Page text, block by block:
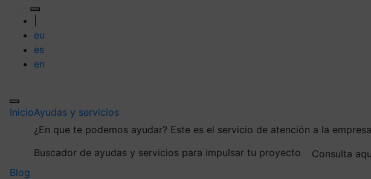
eu
es
en
InicioAyudas y servicios
¿En que te podemos ayudar? Este es el servicio de atención a la
Buscador de ayudas y servicios para impulsar tu proyecto
Consulta
Blog